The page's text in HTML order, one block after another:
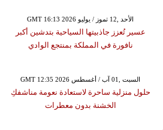
GMT 16:13 2026 الأحد ,12 تموز / يوليو
عسير تُعزز جاذبيتها السياحية بتدشين أكبر
نافورة في المملكة بمنتجع الوادي
GMT 12:35 2026 السبت ,01 آب / أغسطس
حلول منزلية ساحرة لاستعادة نعومة مناشفكِ
الخشنة بدون معطرات